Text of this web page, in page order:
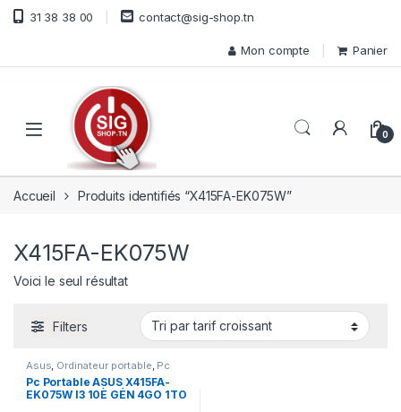
Skip to navigation
Skip to content
31 38 38 00 contact@sig-shop.tn
Mon compte Panier
Open 0
Accueil Produits identifiés “X415FA-EK075W”
X415FA-EK075W
Voici le seul résultat
Filters
Asus, Ordinateur portable, Pc
Portable
Pc Portable ASUS X415FA-
EK075W I3 10È GÉN 4GO 1TO